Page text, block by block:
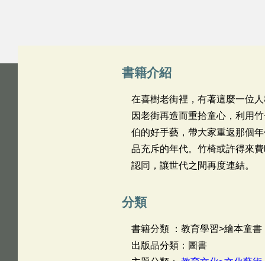
書籍介紹
在喜樹老街裡，有著這麼一位
因老街再造而重拾童心，利用
伯的好手藝，帶大家重返那個
品充斥的年代。竹椅或許得來
認同，讓世代之間再度連結。
分類
書籍分類 ：教育學習>繪本童書
出版品分類：圖書